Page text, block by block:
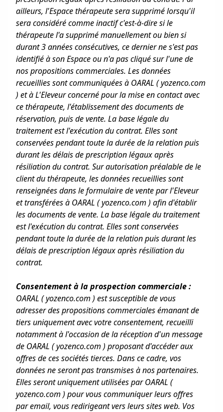
ailleurs, l'Espace thérapeute sera supprimé lorsqu'il
sera considéré comme inactif c'est-à-dire si le
thérapeute l'a supprimé manuellement ou bien si
durant 3 années consécutives, ce dernier ne s'est pas
identifié à son Espace ou n'a pas cliqué sur l'une de
nos propositions commerciales. Les données
recueillies sont communiquées à OARAL ( yozenco.com
) et à L'Eleveur concerné pour la mise en contact avec
ce thérapeute, l'établissement des documents de
réservation, puis de vente. La base légale du
traitement est l'exécution du contrat. Elles sont
conservées pendant toute la durée de la relation puis
durant les délais de prescription légaux après
résiliation du contrat. Sur autorisation préalable de le
client du thérapeute, les données recueillies sont
renseignées dans le formulaire de vente par l'Eleveur
et transférées à OARAL ( yozenco.com ) afin d'établir
les documents de vente. La base légale du traitement
est l'exécution du contrat. Elles sont conservées
pendant toute la durée de la relation puis durant les
délais de prescription légaux après résiliation du
contrat.
Consentement à la prospection commerciale :
OARAL ( yozenco.com ) est susceptible de vous
adresser des propositions commerciales émanant de
tiers uniquement avec votre consentement, recueilli
notamment à l'occasion de la réception d'un message
de OARAL ( yozenco.com ) proposant d'accéder aux
offres de ces sociétés tierces. Dans ce cadre, vos
données ne seront pas transmises à nos partenaires.
Elles seront uniquement utilisées par OARAL (
yozenco.com ) pour vous communiquer leurs offres
par email, vous redirigeant vers leurs sites web. Vos